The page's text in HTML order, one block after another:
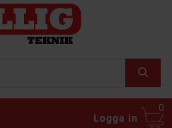
Logga in
0